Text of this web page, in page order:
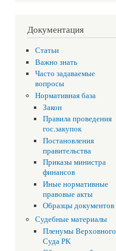
Документация
Статьи
Важно знать
Часто задаваемые
вопросы
Нормативная база
Закон
Правила проведения
гос.закупок
Постановления
правительства
Приказы министра
финансов
Иные нормативные
правовые акты
Образцы документов
Судебные материалы
Пленумы Верховного
Суда РК